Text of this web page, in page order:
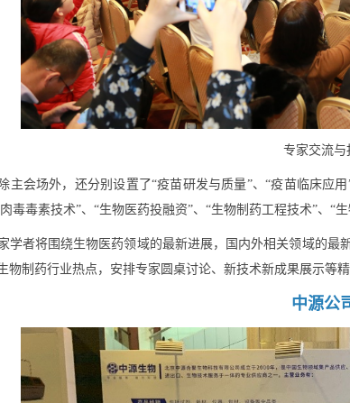
专家交流与
主会场外，还分别设置了“疫苗研发与质量”、“疫苗临床应
毒毒素技术”、“生物医药投融资”、“生物制药工程技术”、“
学者将围绕生物医药领域的最新进展，国内外相关领域的
物制药行业热点，安排专家圆桌讨论、新技术新成果展示等精
中源公